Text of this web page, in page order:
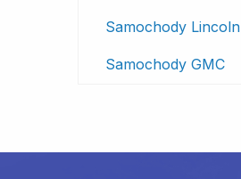
Samochody Lincoln
Samochody GMC